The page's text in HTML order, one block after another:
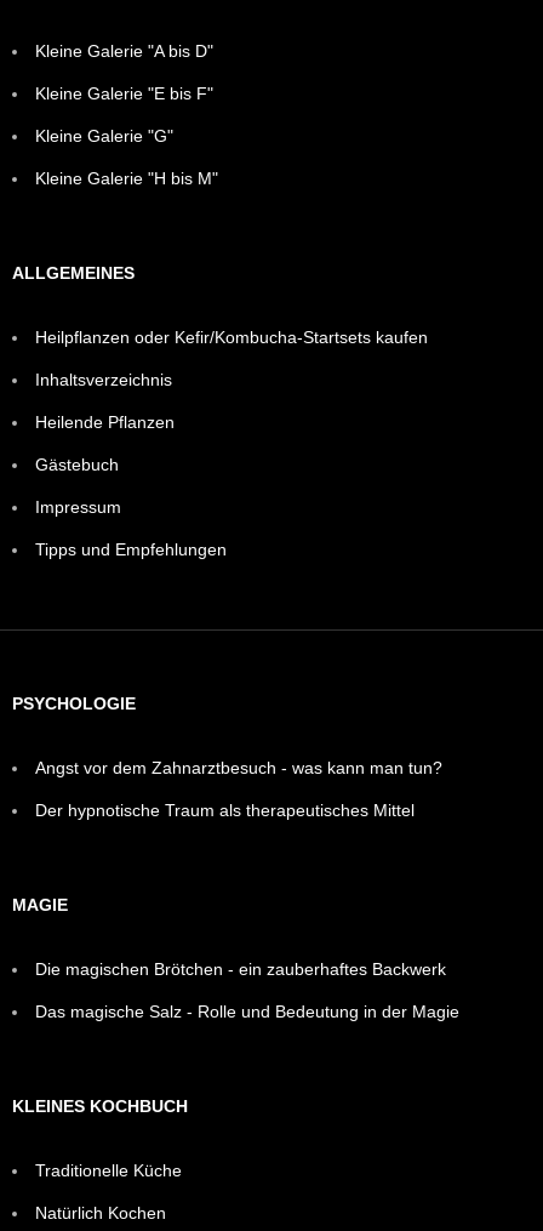
Kleine Galerie "A bis D"
Kleine Galerie "E bis F"
Kleine Galerie "G"
Kleine Galerie "H bis M"
ALLGEMEINES
Heilpflanzen oder Kefir/Kombucha-Startsets kaufen
Inhaltsverzeichnis
Heilende Pflanzen
Gästebuch
Impressum
Tipps und Empfehlungen
PSYCHOLOGIE
Angst vor dem Zahnarztbesuch - was kann man tun?
Der hypnotische Traum als therapeutisches Mittel
MAGIE
Die magischen Brötchen - ein zauberhaftes Backwerk
Das magische Salz - Rolle und Bedeutung in der Magie
KLEINES KOCHBUCH
Traditionelle Küche
Natürlich Kochen